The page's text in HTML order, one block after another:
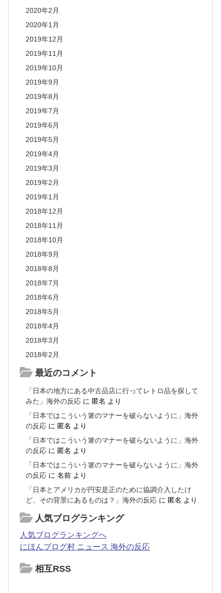
2020年2月
2020年1月
2019年12月
2019年11月
2019年10月
2019年9月
2019年8月
2019年7月
2019年6月
2019年5月
2019年4月
2019年3月
2019年2月
2019年1月
2018年12月
2018年11月
2018年10月
2018年9月
2018年8月
2018年7月
2018年6月
2018年5月
2018年4月
2018年3月
2018年2月
最近のコメント
「日本の地方にある中古品店に行ってレトロ品を探して
みた」海外の反応 に匿名 より
「日本ではこういう箸のマナーを破らないように」海外
の反応 に匿名 より
「日本ではこういう箸のマナーを破らないように」海外
の反応 に匿名 より
「日本ではこういう箸のマナーを破らないように」海外
の反応 に名前 より
「日本とアメリカが円安是正のために協調介入したけ
ど、その背景にあるものは？」海外の反応 に匿名 より
人気ブログランキング
人気ブログランキングへ
にほんブログ村 ニュース 海外の反応
相互RSS